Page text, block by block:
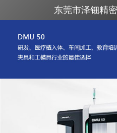
东莞市泽钿精